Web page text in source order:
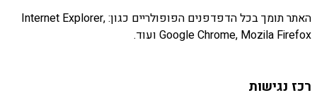
האתר תומך בכל הדפדפנים הפופולריים כגון: Internet Explorer,
Google Chrome, Mozila Firefox ועוד.
רכז נגישות